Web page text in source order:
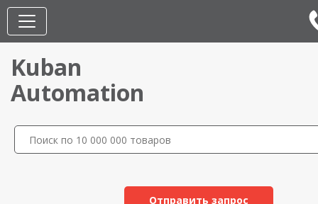
Kuban
Automation
Отправить запрос